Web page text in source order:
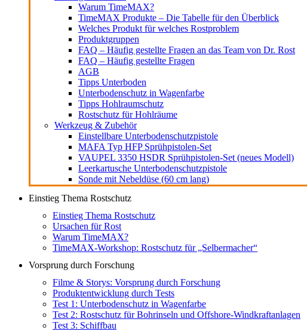
Warum TimeMAX?
TimeMAX Produkte – Die Tabelle für den Überblick
Welches Produkt für welches Rostproblem
Produktgruppen
FAQ – Häufig gestellte Fragen an das Team von Dr. Rost
FAQ – Häufig gestellte Fragen
AGB
Tipps Unterboden
Unterbodenschutz in Wagenfarbe
Tipps Hohlraumschutz
Rostschutz für Hohlräume
Werkzeug & Zubehör
Einstellbare Unterbodenschutzpistole
MAFA Typ HFP Sprühpistolen-Set
VAUPEL 3350 HSDR Sprühpistolen-Set (neues Modell)
Leerkartusche Unterbodenschutzpistole
Sonde mit Nebeldüse (60 cm lang)
Einstieg Thema Rostschutz
Einstieg Thema Rostschutz
Ursachen für Rost
Warum TimeMAX?
TimeMAX-Workshop: Rostschutz für „Selbermacher“
Vorsprung durch Forschung
Filme & Storys: Vorsprung durch Forschung
Produktentwicklung durch Tests
Test 1: Unterbodenschutz in Wagenfarbe
Test 2: Rostschutz für Bohrinseln und Offshore-Windkraftanlagen
Test 3: Schiffbau